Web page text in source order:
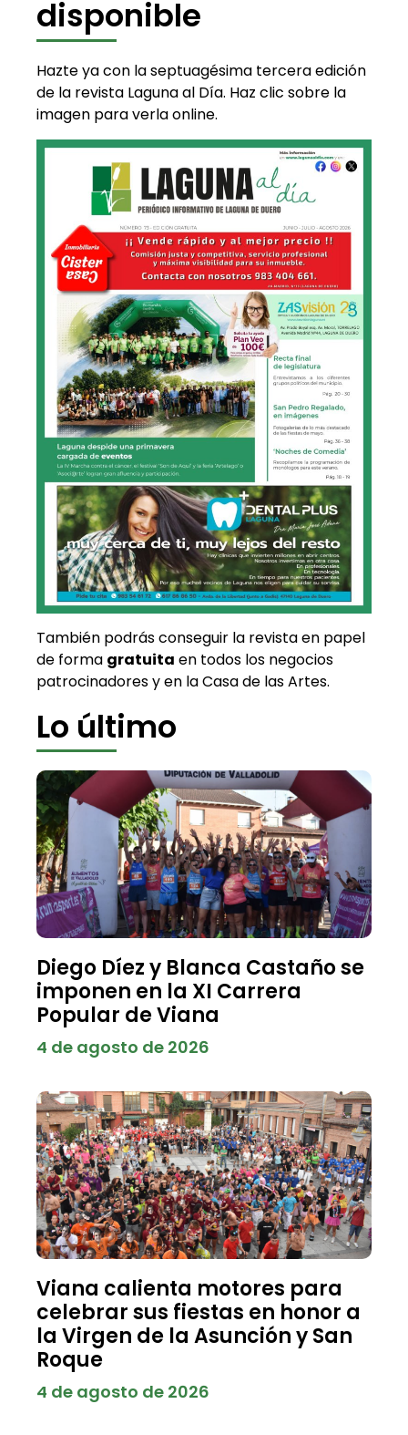
disponible
Hazte ya con la septuagésima tercera edición
de la revista Laguna al Día. Haz clic sobre la
imagen para verla online.
También podrás conseguir la revista en papel
de forma gratuita en todos los negocios
patrocinadores y en la Casa de las Artes.
Lo último
Diego Díez y Blanca Castaño se
imponen en la XI Carrera
Popular de Viana
4 de agosto de 2026
Viana calienta motores para
celebrar sus fiestas en honor a
la Virgen de la Asunción y San
Roque
4 de agosto de 2026